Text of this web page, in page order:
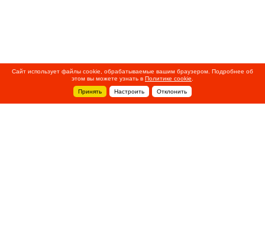
Сайт использует файлы cookie, обрабатываемые вашим браузером. Подробнее об
этом вы можете узнать в Политике cookie
Принять
Настроить Отклонить